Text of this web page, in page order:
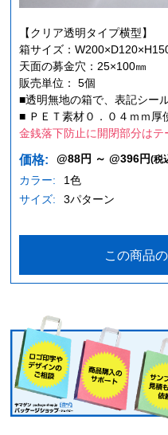
【クリア透明タイプ横型】
箱サイズ：
天面の募金穴：25×100㎜
販売単位： 5個
■透明無地の箱で、表記シー
■ ＰＥＴ素材０．０４ｍｍ厚
金銭落下防止に開閉部分はテ
価格: @88円 ～ @396円(税
カラー:
1色
サイズ:
3パターン
この商品